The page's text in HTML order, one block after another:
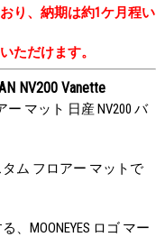
り、納期は約1ケ月程い
ただけます。
NV200 Vanette
マット 日産 NV200 バ
タム フロアー マットで
MOONEYES ロゴ マー